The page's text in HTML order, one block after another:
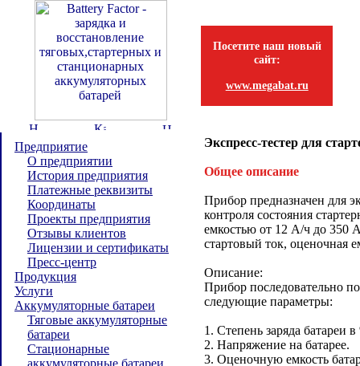
Посетите наш новый
сайт:
www.megabat.ru
Предприятие
О предприятии
История предприятия
Платежные реквизиты
Координаты
Проекты предприятия
Отзывы клиентов
Лицензии и сертификаты
Пресс-центр
Продукция
Услуги
Аккумуляторные батареи
Тяговые аккумуляторные
батареи
Стационарные
аккумуляторные батареи
Экспресс-тестер для
Общее описание
Прибор предназначен для
контроля состояния
емкостью от 12 А/ч до 350
стартовый ток, оценочная
Описание:
Прибор последовательно
следующие параметры:
1. Степень заряда батареи в
2. Напряжение на батарее.
3. Оценочную емкость